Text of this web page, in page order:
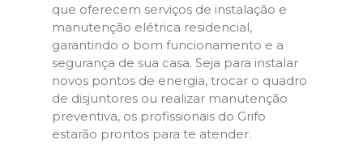
que oferecem serviços de instalação e
manutenção elétrica residencial,
garantindo o bom funcionamento e a
segurança de sua casa. Seja para instalar
novos pontos de energia, trocar o quadro
de disjuntores ou realizar manutenção
preventiva, os profissionais do Grifo
estarão prontos para te atender.